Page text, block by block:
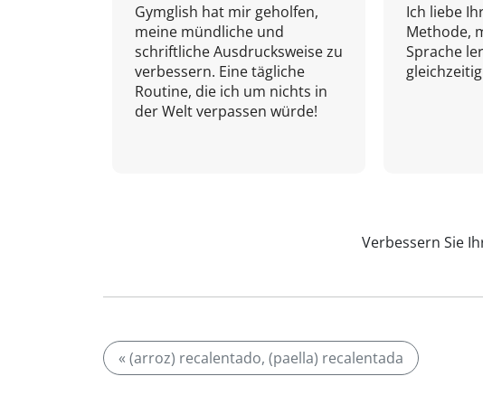
Gymglish hat mir geholfen,
meine mündliche und
schriftliche Ausdrucksweise zu
verbessern. Eine tägliche
Routine, die ich um nichts in
der Welt verpassen würde!
Ich liebe
Methode,
Sprache
Verbessern Sie
« (arroz) recalentado, (paella) recalentada